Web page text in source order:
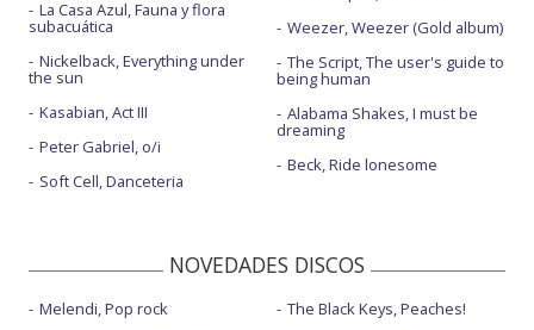
La Casa Azul, Fauna y flora
subacuática
Nickelback, Everything under
the sun
Kasabian, Act III
Peter Gabriel, o/i
Soft Cell, Danceteria
Weezer, Weezer (Gold album)
The Script, The user's guide to
being human
Alabama Shakes, I must be
dreaming
Beck, Ride lonesome
NOVEDADES DISCOS
Melendi, Pop rock
The Black Keys, Peaches!